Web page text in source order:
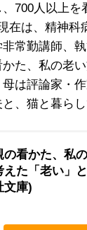
700人以上を
在は、精神科
常勤講師、
た、私の老
は評論家・作
、猫と暮らし
の看かた、私
えた「老い」
文庫)